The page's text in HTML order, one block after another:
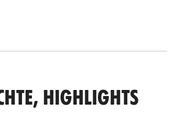
HIGHLIGHTS